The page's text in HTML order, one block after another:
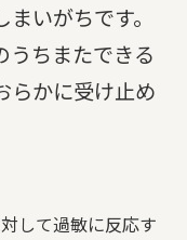
いがちです。
うちまたできる
らかに受け止め
して過敏に反応す